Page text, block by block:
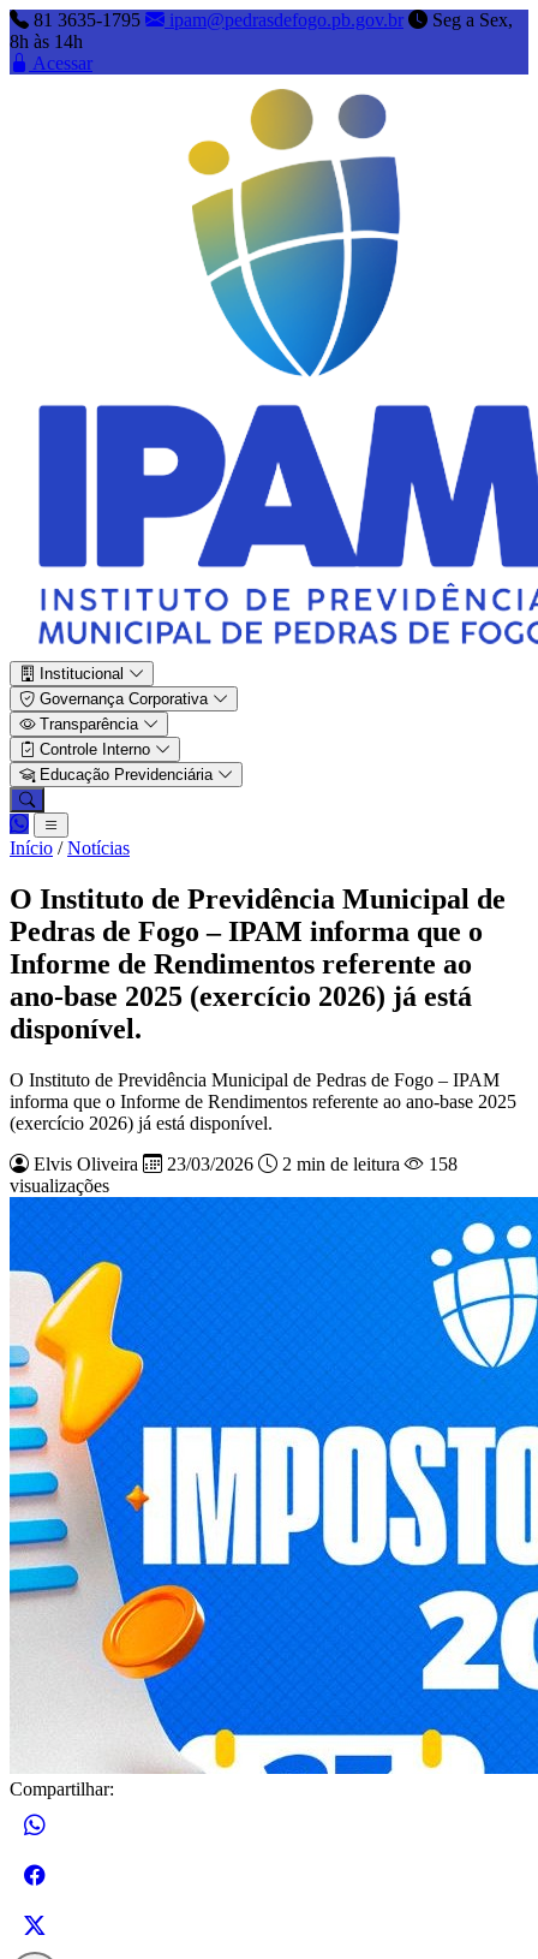
81 3635-1795 ipam@pedrasdefogo.pb.gov.br
Seg a Sex,
8h às 14h
Acessar
Institucional
Governança Corporativa
Transparência
Controle Interno
Educação Previdenciária
Início /Notícias
O Instituto de Previdência Municipal de
Pedras de Fogo – IPAM informa que o
Informe de Rendimentos referente ao
ano-base 2025 (exercício 2026) já está
disponível.
O Instituto de Previdência Municipal de Pedras de Fogo – IPAM
informa que o Informe de Rendimentos referente ao ano-base 2025
(exercício 2026) já está disponível.
Elvis Oliveira
23/03/2026 2 min de leitura
158
visualizações
Compartilhar: